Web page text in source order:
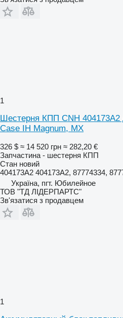
1
Шестерня КПП CNH 404173A2
Case IH Magnum, MX
326 $ ≈ 14 520 грн ≈ 282,20 €
Запчастина - шестерня КПП
Стан новий
404173A2 404173A2, 87774334,
Україна, пгт. Юбилейное
ТОВ "ТД ЛІДЕРПАРТС"
Зв'язатися з продавцем
1